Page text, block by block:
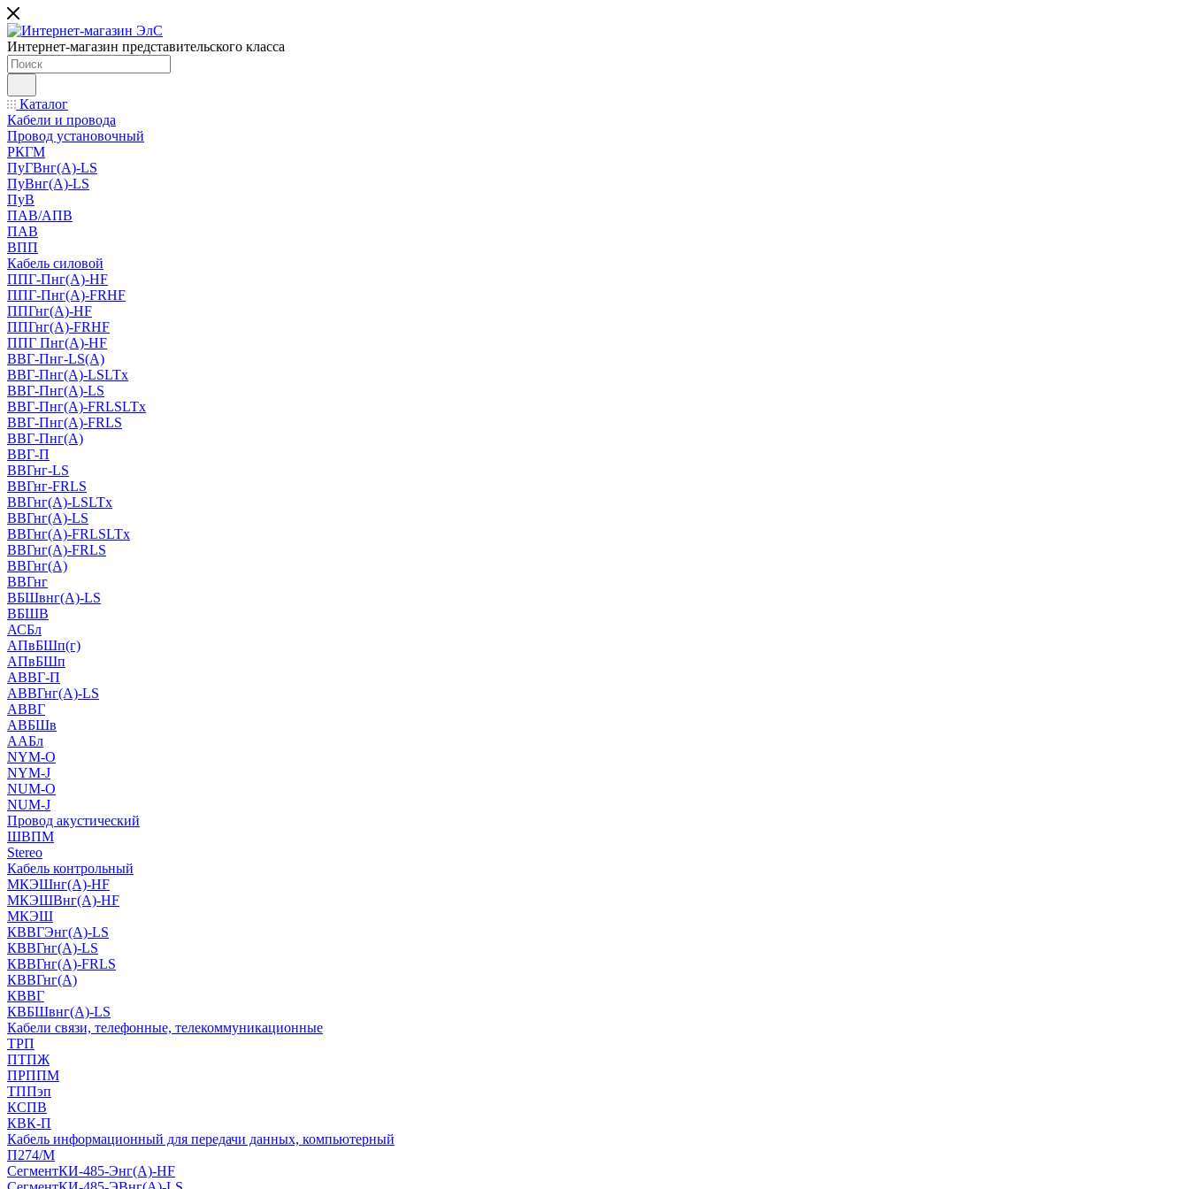
Интернет-магазин представительского класса
Каталог
Кабели и провода
Провод установочный
РКГМ
ПуГВнг(А)-LS
ПуВнг(А)-LS
ПуВ
ПАВ/АПВ
ПАВ
ВПП
Кабель силовой
ППГ-Пнг(А)-HF
ППГ-Пнг(А)-FRHF
ППГнг(А)-HF
ППГнг(А)-FRHF
ППГ Пнг(А)-HF
ВВГ-Пнг-LS(А)
ВВГ-Пнг(А)-LSLTx
ВВГ-Пнг(А)-LS
ВВГ-Пнг(А)-FRLSLTx
ВВГ-Пнг(А)-FRLS
ВВГ-Пнг(А)
ВВГ-П
ВВГнг-LS
ВВГнг-FRLS
ВВГнг(А)-LSLTx
ВВГнг(А)-LS
ВВГнг(А)-FRLSLTx
ВВГнг(А)-FRLS
ВВГнг(А)
ВВГнг
ВБШвнг(А)-LS
ВБШВ
АСБл
АПвБШп(г)
АПвБШп
АВВГ-П
АВВГнг(А)-LS
АВВГ
АВБШв
ААБл
NYM-O
NYM-J
NUM-О
NUM-J
Провод акустический
ШВПМ
Stereo
Кабель контрольный
МКЭШнг(A)-HF
МКЭШВнг(А)-HF
МКЭШ
КВВГЭнг(А)-LS
КВВГнг(А)-LS
КВВГнг(А)-FRLS
КВВГнг(А)
КВВГ
КВБШвнг(А)-LS
Кабели связи, телефонные, телекоммуникационные
ТРП
ПТПЖ
ПРППМ
ТППэп
КСПВ
КВК-П
Кабель информационный для передачи данных, компьютерный
П274/М
СегментКИ-485-Энг(А)-HF